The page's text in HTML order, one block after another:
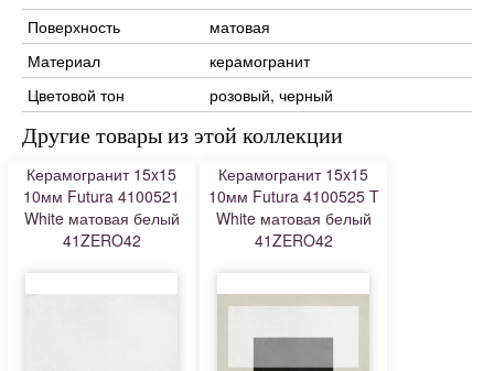
Поверхность
матовая
Материал
керамогранит
Цветовой тон
розовый, черный
Другие товары из этой коллекции
Керамогранит 15x15
10мм Futura 4100521
White матовая белый
41ZERO42
Керамогранит 15x15
10мм Futura 4100525 T
White матовая белый
41ZERO42